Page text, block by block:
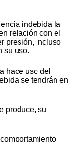
indebida la
relación con el
presión, incluso
su uso.
hace uso del
se tendrán en
produce, su